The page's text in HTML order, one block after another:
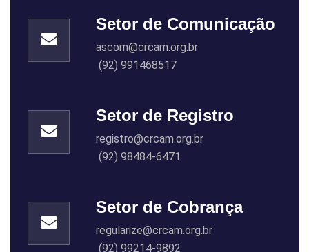
Setor de Comunicação
ascom@crcam.org.br
(92) 991468517
Setor de Registro
registro@crcam.org.br
(92) 98484-6471
Setor de Cobrança
regularize@crcam.org.br
(92) 99214-9892